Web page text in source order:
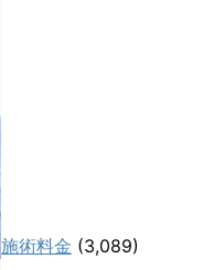
施術料金 (3,089)